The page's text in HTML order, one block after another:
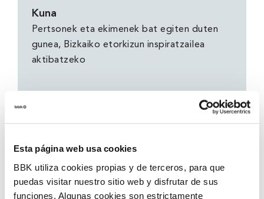
Esta página web usa cookies
BBK utiliza cookies propias y de terceros, para que
puedas visitar nuestro sitio web y disfrutar de sus
funciones. Algunas cookies son estrictamente
Kuna
Pertsonek eta ekimenek bat egiten duten
gunea, Bizkaiko etorkizun inspiratzailea
aktibatzeko